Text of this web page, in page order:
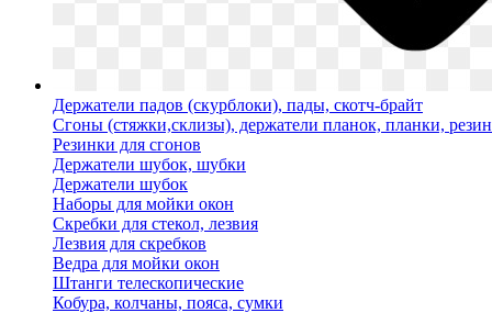
Держатели падов (скурблоки), пады, скотч-брайт
Сгоны (стяжки,склизы), держатели планок, планки,
Резинки для сгонов
Держатели шубок, шубки
Держатели шубок
Наборы для мойки окон
Скребки для стекол, лезвия
Лезвия для скребков
Ведра для мойки окон
Штанги телескопические
Кобура, колчаны, пояса, сумки